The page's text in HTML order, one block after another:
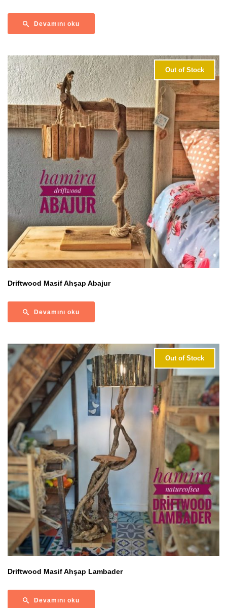
Devamını oku
Driftwood Masif Ahşap Abajur
Out of Stock
Devamını oku
Driftwood Masif Ahşap Lambader
Out of Stock
Devamını oku